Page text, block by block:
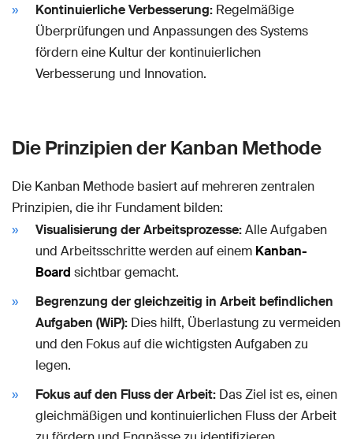
Kontinuierliche Verbesserung: Regelmäßige
Überprüfungen und Anpassungen des Systems
fördern eine Kultur der kontinuierlichen
Verbesserung und Innovation.
Die Prinzipien der Kanban Methode
Die Kanban Methode basiert auf mehreren zentralen
Prinzipien, die ihr Fundament bilden:
Visualisierung der Arbeitsprozesse:Alle Aufgaben
und Arbeitsschritte werden auf einem Kanban-
Board sichtbar gemacht.
Begrenzung der gleichzeitig in Arbeit befindlichen
Aufgaben (WiP): Dies hilft, Überlastung zu vermeiden
und den Fokus auf die wichtigsten Aufgaben zu
legen.
Fokus auf den Fluss der Arbeit: Das Ziel ist es, einen
gleichmäßigen und kontinuierlichen Fluss der Arbeit